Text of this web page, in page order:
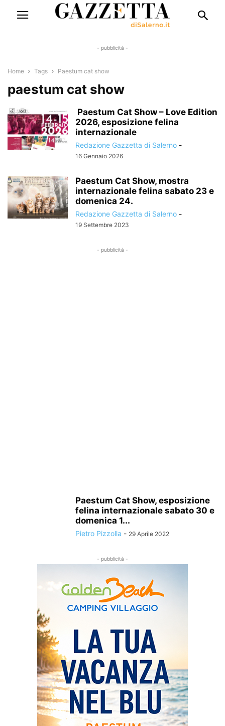
- pubblicità -
Home Tags Paestum cat show
paestum cat show
Paestum Cat Show – Love Edition
2026, esposizione felina
internazionale
Redazione Gazzetta di Salerno -
16 Gennaio 2026
Paestum Cat Show, mostra
internazionale felina sabato 23 e
domenica 24.
Redazione Gazzetta di Salerno -
19 Settembre 2023
- pubblicità -
Paestum Cat Show, esposizione
felina internazionale sabato 30 e
domenica 1...
Pietro Pizzolla - 29 Aprile 2022
- pubblicità -